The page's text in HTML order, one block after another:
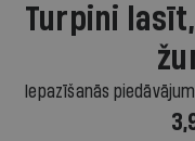
Turpini
Iepazīšanās